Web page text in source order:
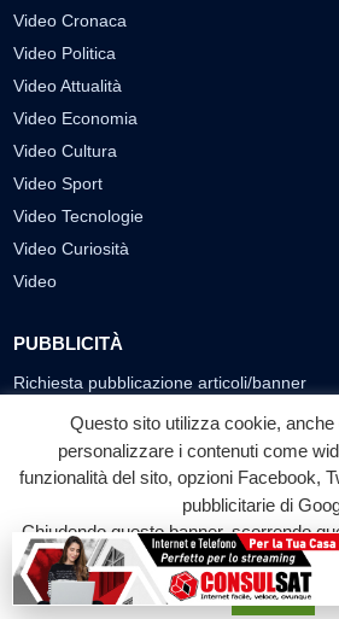
Video Cronaca
Video Politica
Video Attualità
Video Economia
Video Cultura
Video Sport
Video Tecnologie
Video Curiosità
Video
PUBBLICITÀ
Richiesta pubblicazione articoli/banner
SEGUICI SUI SOCIAL
f
Facebook
◎
© 2026 LABTV - Tutti i
Questo sito utilizza cookie,
personalizzare i contenuti come
funzionalità del sito, opzioni Facebook,
pubblicitarie di
Chiudendo questo banner, scorrendo
su qualunque suo elemento
Accetta